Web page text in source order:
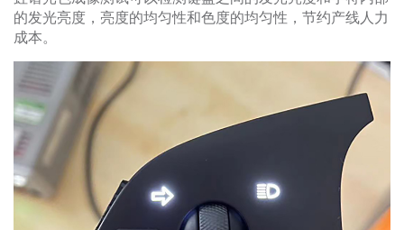
的发光亮度，亮度的均匀性和色度的均匀性，节约产线人力
成本。